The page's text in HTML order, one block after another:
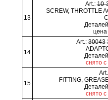
13
Art.:10-
SCREW, THROTTLE
цена
14
Art.:30043
снято
15
FITTING,
снято